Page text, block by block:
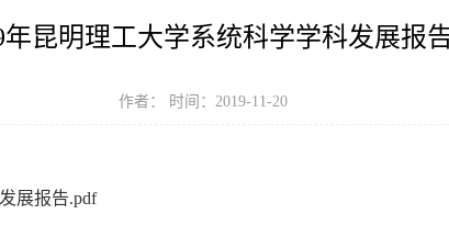
年昆明理工大学系统科学学科发展报
作者： 时间：2019-11-20
展报告.pdf